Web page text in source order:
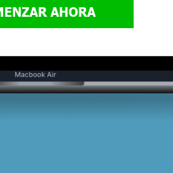
AHORA